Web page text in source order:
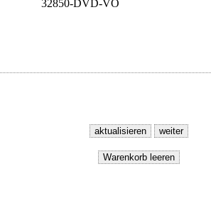
32850-DVD-VÖ